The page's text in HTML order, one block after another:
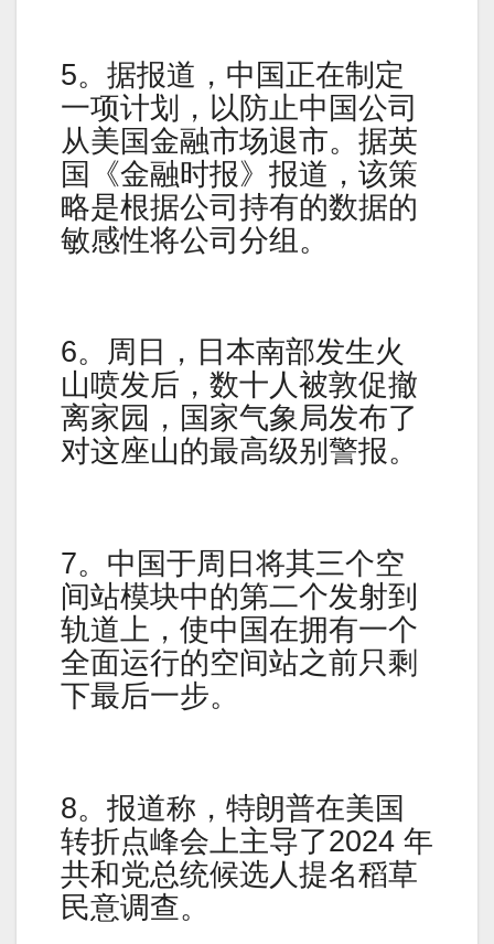
5。据报道，中国正在制定
一项计划，以防止中国公司
从美国金融市场退市。据英
国《金融时报》报道，该策
略是根据公司持有的数据的
敏感性将公司分组。
6。周日，日本南部发生火
山喷发后，数十人被敦促撤
离家园，国家气象局发布了
对这座山的最高级别警报。
7。中国于周日将其三个空
间站模块中的第二个发射到
轨道上，使中国在拥有一个
全面运行的空间站之前只剩
下最后一步。
8。报道称，特朗普在美国
转折点峰会上主导了2024 年
共和党总统候选人提名稻草
民意调查。